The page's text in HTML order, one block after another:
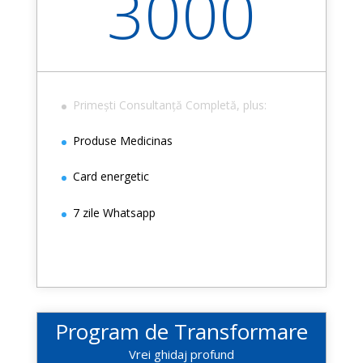
Primești Consultanță Completă, plus:
Produse Medicinas
Card energetic
7 zile Whatsapp
Program de Transformare
Vrei ghidaj profund